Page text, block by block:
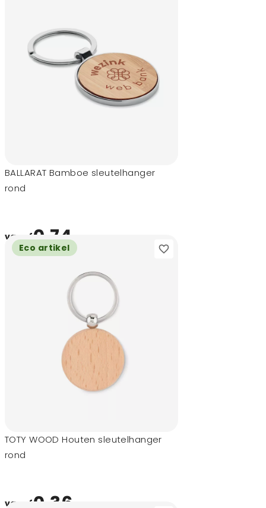
BALLARAT Bamboe sleutelhanger
rond
vanaf0,74
Eco artikel
TOTY WOOD Houten sleutelhanger
rond
vanaf